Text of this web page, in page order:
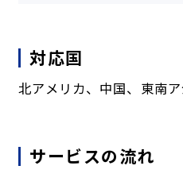
対応国
北アメリカ、中国、東南
サービスの流れ